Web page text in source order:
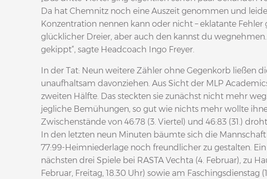
Da hat Chemnitz noch eine Auszeit genommen und
Konzentration nennen kann oder nicht – eklatante
glücklicher Dreier, aber auch den kannst du
gekippt“, sagte Headcoach Ingo Freyer.
In der Tat: Neun weitere Zähler ohne Gegenkorb ließen
unaufhaltsam davonziehen. Aus Sicht der MLP
zweiten Hälfte. Das steckten sie zunächst nicht mehr
jegliche Bemühungen, so gut wie nichts mehr wollte
Zwischenstände von 46:78 (3. Viertel) und 46:83 (31.)
In den letzten neun Minuten bäumte sich die
77:99-Heimniederlage noch freundlicher zu gestalten.
nächsten drei Spiele bei RASTA Vechta (4. Februar), zu
Februar, Freitag, 18.30 Uhr) sowie am Faschingsdienstag